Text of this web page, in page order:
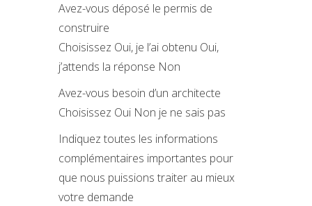
Avez-vous déposé le permis de
construire
Choisissez Oui, je l’ai obtenu Oui,
j’attends la réponse Non
Avez-vous besoin d’un architecte
Choisissez Oui Non je ne sais pas
Indiquez toutes les informations
complémentaires importantes pour
que nous puissions traiter au mieux
votre demande